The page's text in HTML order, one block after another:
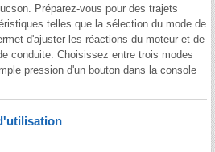
Préparez-vous pour des trajets
telles que la sélection du mode de
d'ajuster les réactions du moteur et de
conduite. Choisissez entre trois modes
pression d'un bouton dans la console